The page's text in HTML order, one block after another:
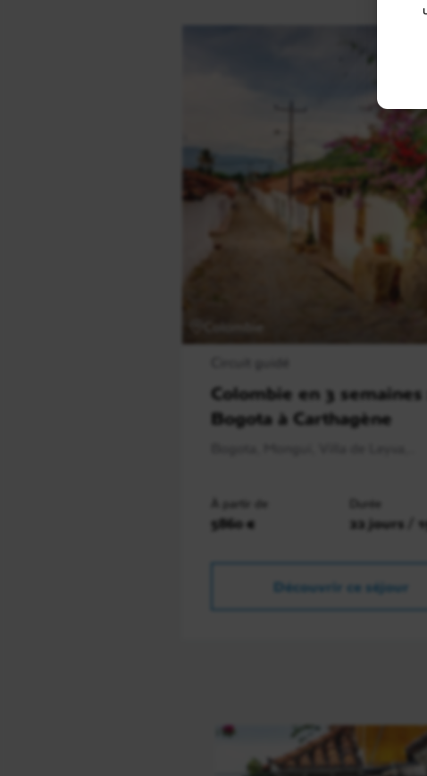
Colombie en 3 semaines
Bogota à Carthagène
À partir de
5860 €
Durée
22 jours /
Découvrir ce séjour